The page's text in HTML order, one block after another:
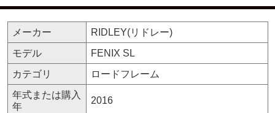
メーカー
RIDLEY(リドレー)
モデル
FENIX SL
カテゴリ
ロードフレーム
年式または購入
年
2016